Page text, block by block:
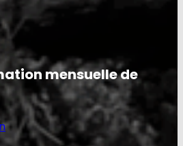
mensuelle de